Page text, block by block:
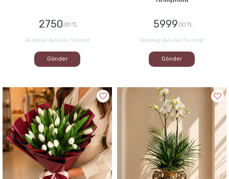
2750,00 TL
Ankara İçi Aynı Gün Teslimat
Gönder
5999,00 TL
Ankara İçi Aynı Gün Teslimat
Gönder